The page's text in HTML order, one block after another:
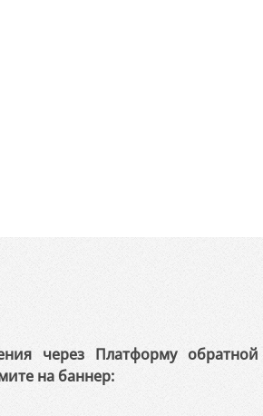
через Платформу
на баннер: